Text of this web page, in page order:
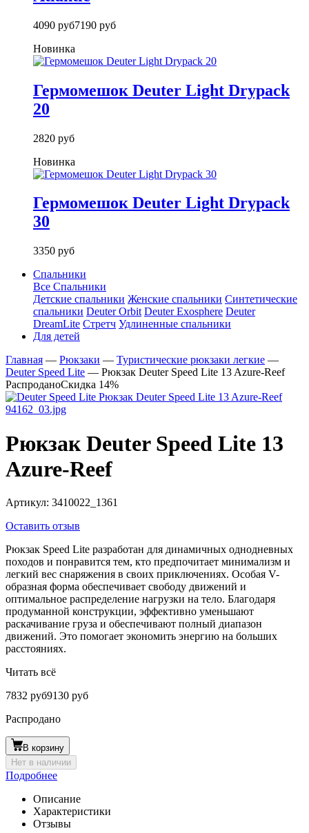
4090 руб7190 руб
Новинка
Гермомешок Deuter Light Drypack
20
2820 руб
Новинка
Гермомешок Deuter Light Drypack
30
3350 руб
Спальники
Все Спальники
Детские спальники Женские спальники Синтетические
спальники Deuter Orbit Deuter Exosphere Deuter
DreamLite Стретч Удлиненные спальники
Для детей
Главная — Рюкзаки — Туристические рюкзаки легкие —
Deuter Speed Lite — Рюкзак Deuter Speed Lite 13 Azure-Reef
РаспроданоСкидка 14%
Рюкзак Deuter Speed Lite 13
Azure-Reef
Артикул: 3410022_1361
Оставить отзыв
Рюкзак Speed Lite разработан для динамичных однодневных
походов и понравится тем, кто предпочитает минимализм и
легкий вес снаряжения в своих приключениях. Особая V-
образная форма обеспечивает свободу движений и
оптимальное распределение нагрузки на тело. Благодаря
продуманной конструкции, эффективно уменьшают
раскачивание груза и обеспечивают полный диапазон
движений. Это помогает экономить энергию на больших
расстояниях.
Читать всё
7832 руб9130 руб
Распродано
В корзину
Нет в наличии
Подробнее
Описание
Характеристики
Отзывы